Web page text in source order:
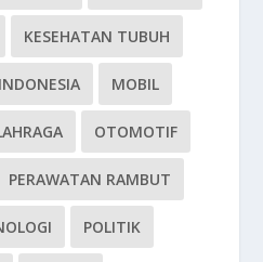
KESEHATAN TUBUH
MOBIL
OTOMOTIF
PERAWATAN RAMBUT
POLITIK